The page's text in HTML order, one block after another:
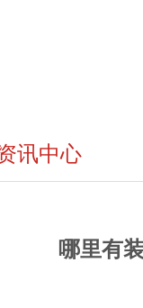
讯中心
哪里有